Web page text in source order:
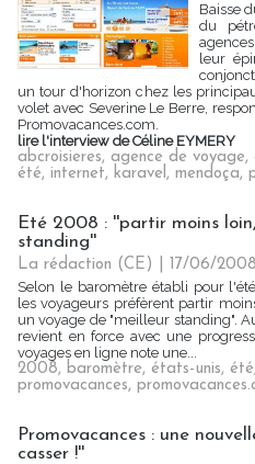
Baisse
du
leur
un tour d'horizon chez les
volet avec Severine Le Berre,
Promovacances.com.
lire l'interview de Céline EYMERY
abcroisieres, agence de voyage,
été, internet, karavel, mendoça,
Eté 2008 : ''partir moins
standing''
La rédaction (CE) | 17/06/2008
Selon le baromètre établi pour
les voyageurs préfèrent partir
un voyage de "meilleur standing".
revient en force avec une
voyages en ligne note une...
2008, baromètre, états-unis, été,
promovacances,
Promovacances : une
casser !''